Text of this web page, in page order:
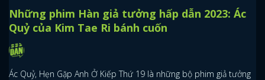
Những phim Hàn giả tưởng hấp dẫn 2023: Ác
Quỷ của Kim Tae Ri bánh cuốn
Ác Quỷ, Hẹn Gặp Anh Ở Kiếp Thứ 19 là những bộ phim giả tưởng